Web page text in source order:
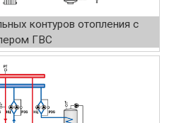
контуров отопления с
ГВС